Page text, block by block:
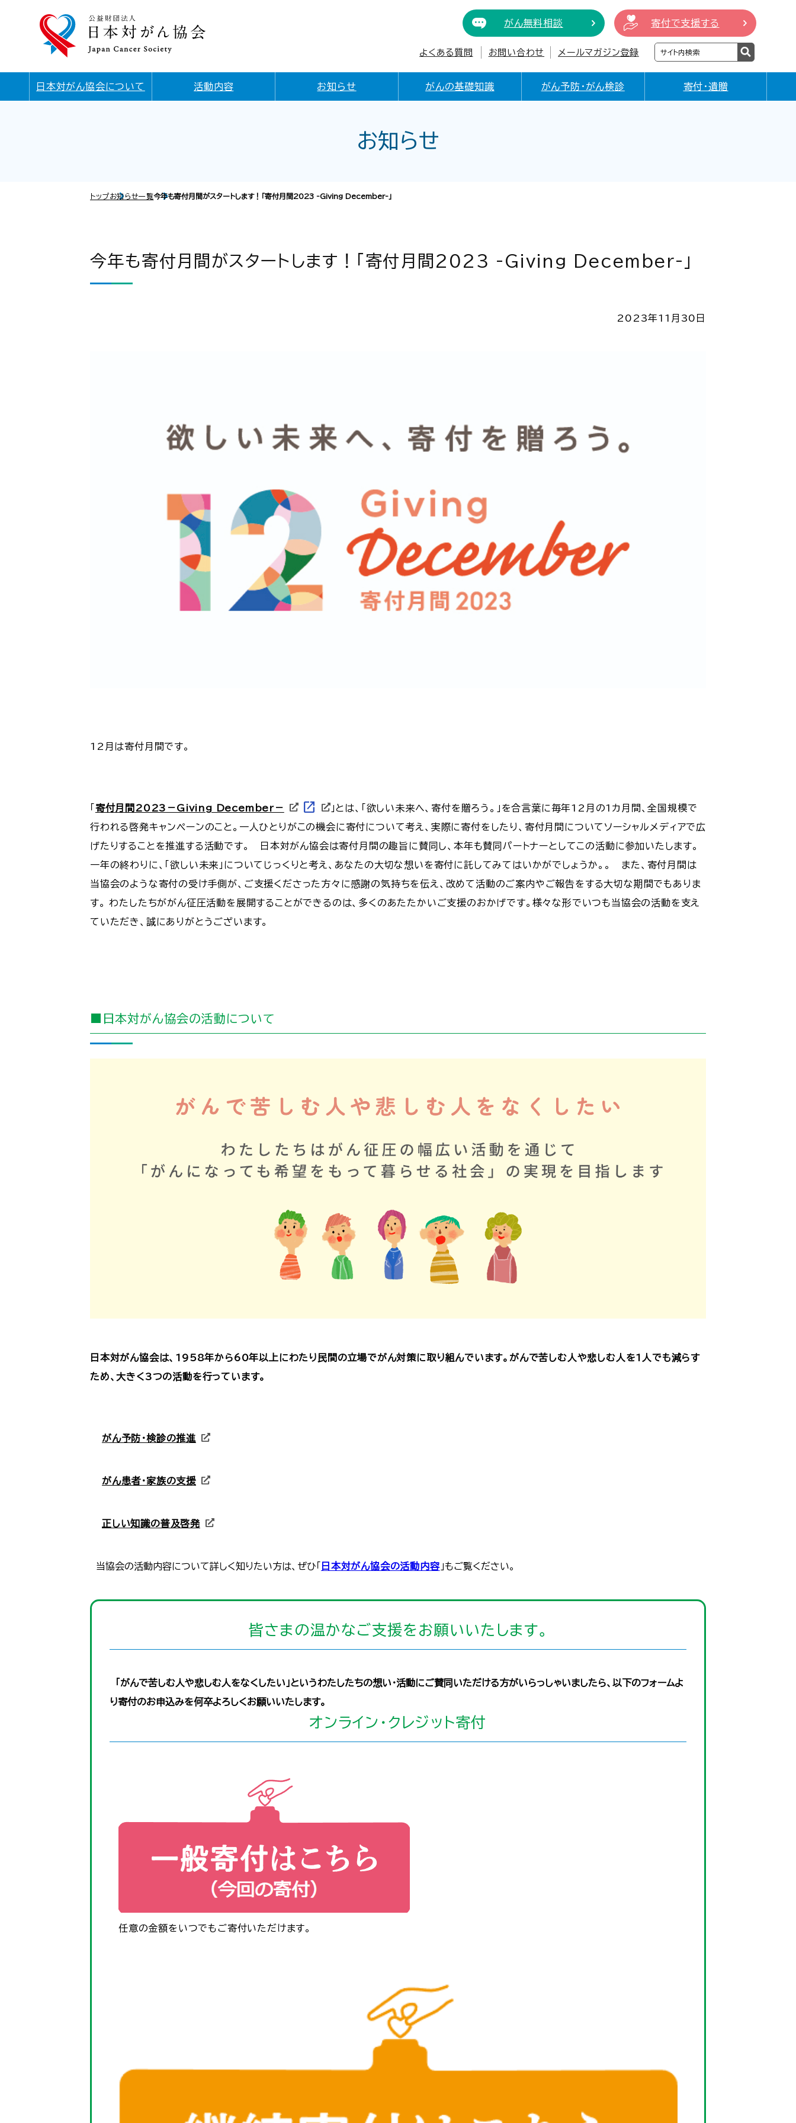
がん無料相談 寄付で支援する
よくある質問 お問い合わせ メールマガジン登録
日本対がん協会について 活動内容 お知らせ がんの基礎知識 がん予防・がん検診 寄付・遺贈
お知らせ
トップお知らせ一覧今年も寄付月間がスタートします！「寄付月間2023 -Giving December-」
今年も寄付月間がスタートします！「寄付月間2023 -Giving December-」
2023年11月30日
12月は寄付月間です。
「 寄付月間2023－Giving December－ open_in_new
」とは、「欲しい未来へ、寄付を贈ろう。」を合言葉に毎年12月の1カ月間、全国規模で
行われる啓発キャンペーンのこと。一人ひとりがこの機会に寄付について考え、実際に寄付をしたり、寄付月間についてソーシャルメディアで広
げたりすることを推進する活動です。 日本対がん協会は寄付月間の趣旨に賛同し、本年も賛同パートナーとしてこの活動に参加いたします。
一年の終わりに、「欲しい未来」についてじっくりと考え、あなたの大切な想いを寄付に託してみてはいかがでしょうか。。 また、寄付月間は
当協会のような寄付の受け手側が、ご支援くださった方々に感謝の気持ちを伝え、改めて活動のご案内やご報告をする大切な期間でもありま
す。 わたしたちががん征圧活動を展開することができるのは、多くのあたたかいご支援のおかげです。様々な形でいつも当協会の活動を支え
ていただき、誠にありがとうございます。
■日本対がん協会の活動について
日本対がん協会は、1958年から60年以上にわたり民間の立場でがん対策に取り組んでいます。がんで苦しむ人や悲しむ人を1人でも減らす
ため、大きく3つの活動を行っています。
がん予防・検診の推進
がん患者・家族の支援
正しい知識の普及啓発
当協会の活動内容について詳しく知りたい方は、ぜひ「 日本対がん協会の活動内容」もご覧ください。
皆さまの温かなご支援をお願いいたします｡
「がんで苦しむ人や悲しむ人をなくしたい」というわたしたちの想い・活動にご賛同いただける方がいらっしゃいましたら、以下のフォームよ
り寄付のお申込みを何卒よろしくお願いいたします。
オンライン・ クレジット寄付
任意の金額をいつでもご寄付いただけます。